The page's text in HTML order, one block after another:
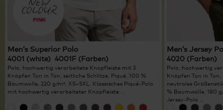
Men’s Superior Polo
4001 (white) 4001F (Farben)
Polo, hochwertig verarbeitete Knopfleiste mit 3
Knöpfen Ton in Ton, seitliche Schlitze, Piqué, 100 %
Baumwolle, 220 g/m², XS–5XL. Klassisches Piqué-Polo
mit hochwertig verarbeiteter Knopfleiste ...
Men’s Jersey
4020 (Farben)
Polo, hochwertig
Knöpfen Ton in
neutrales
% Baumwolle, 180
Jersey-Polo ...